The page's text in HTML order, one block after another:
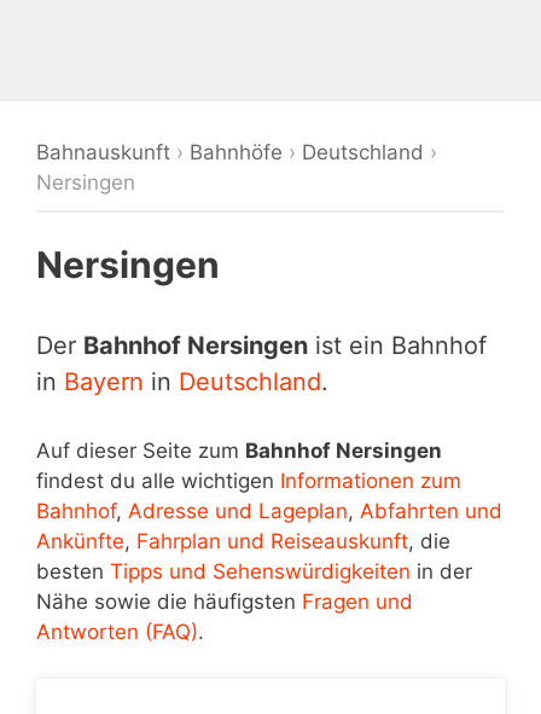
Bahnauskunft › Bahnhöfe › Deutschland ›
Nersingen
Nersingen
Der Bahnhof Nersingen ist ein Bahnhof
in Bayern in Deutschland.
Auf dieser Seite zum Bahnhof Nersingen
findest du alle wichtigen Informationen zum
Bahnhof, Adresse und Lageplan, Abfahrten und
Ankünfte, Fahrplan und Reiseauskunft, die
besten Tipps und Sehenswürdigkeiten in der
Nähe sowie die häufigsten Fragen und
Antworten (FAQ).